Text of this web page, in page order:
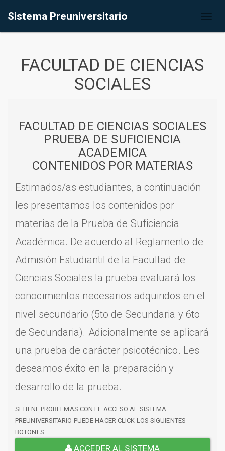
Sistema Preuniversitario
FACULTAD DE CIENCIAS
SOCIALES
FACULTAD DE CIENCIAS SOCIALES
PRUEBA DE SUFICIENCIA
ACADEMICA
CONTENIDOS POR MATERIAS
Estimados/as estudiantes, a continuación
les presentamos los contenidos por
materias de la Prueba de Suficiencia
Académica. De acuerdo al Reglamento de
Admisión Estudiantil de la Facultad de
Ciencias Sociales la prueba evaluará los
conocimientos necesarios adquiridos en el
nivel secundario (5to de Secundaria y 6to
de Secundaria). Adicionalmente se aplicará
una prueba de carácter psicotécnico. Les
deseamos éxito en la preparación y
desarrollo de la prueba.
SI TIENE PROBLEMAS CON EL ACCESO AL SISTEMA
PREUNIVERSITARIO PUEDE HACER CLICK LOS SIGUIENTES
BOTONES
ACCEDER AL SISTEMA